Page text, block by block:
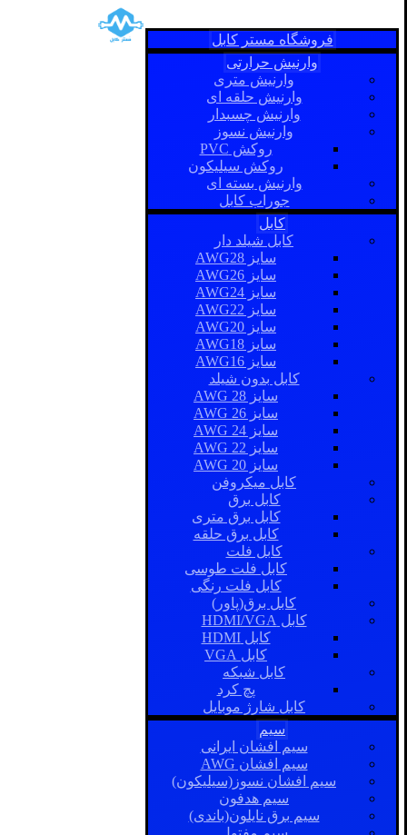
فروشگاه مستر کابل
وارنیش حرارتی
وارنیش متری
وارنیش حلقه ای
وارنیش چسبدار
وارنیش نسوز
روکش PVC
روکش سیلیکون
وارنیش بسته ای
جوراب کابل
کابل
کابل شیلد دار
سایز AWG28
سایز AWG26
سایز AWG24
سایز AWG22
سایز AWG20
سایز AWG18
سایز AWG16
کابل بدون شیلد
سایز AWG 28
سایز AWG 26
سایز AWG 24
سایز AWG 22
سایز AWG 20
کابل میکروفن
کابل برق
کابل برق متری
کابل برق حلقه
کابل فلت
کابل فلت طوسی
کابل فلت رنگی
کابل برق(پاور)
کابل HDMI/VGA
کابل HDMI
کابل VGA
کابل شبکه
پچ کرد
کابل شارژ موبایل
سیم
سیم افشان ایرانی
سیم افشان AWG
سیم افشان نسوز(سیلیکون)
سیم هدفون
سیم برق نایلون(باندی)